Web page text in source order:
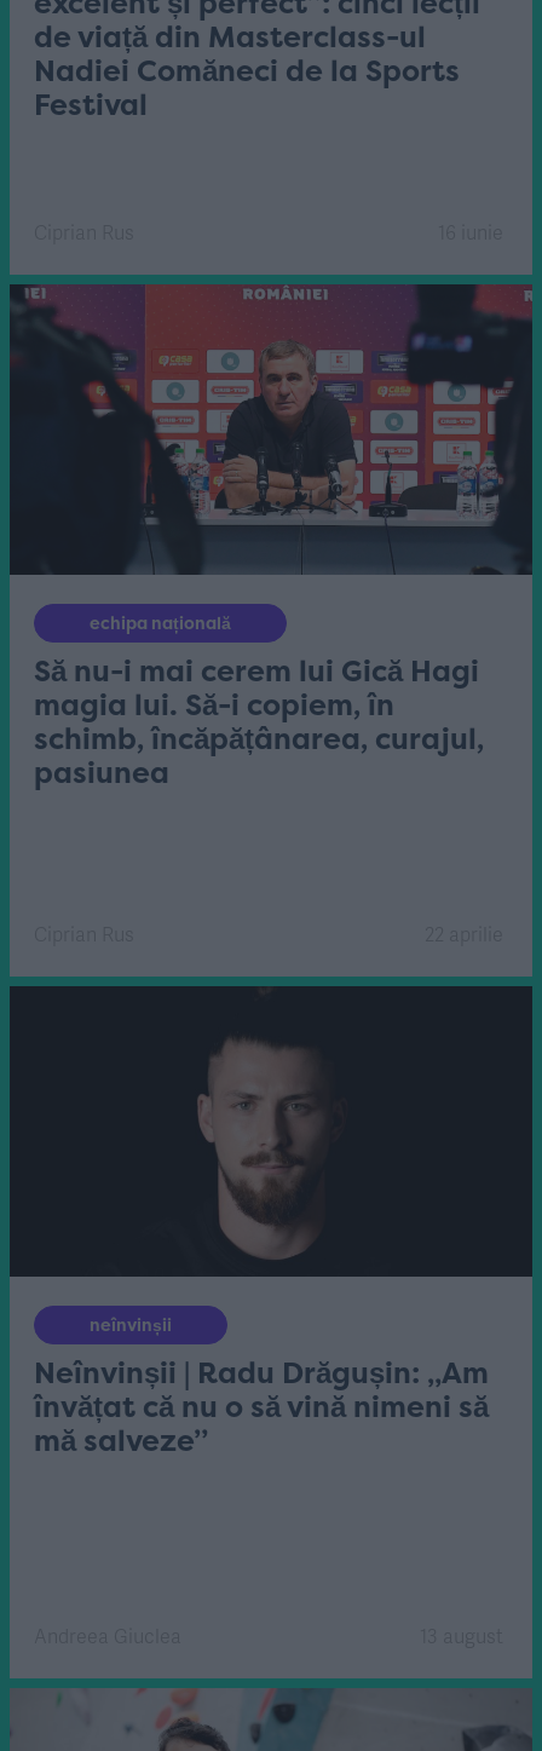
de viață din Masterclass-ul
Nadiei Comăneci de la Sports
Festival
echipa națională
Să nu-i mai cerem lui Gică Hagi
magia lui. Să-i copiem, în
schimb, încăpățânarea, curajul,
pasiunea
neînvinșii
Neînvinșii | Radu Drăgușin: „Am
învățat că nu o să vină nimeni să
mă salveze”